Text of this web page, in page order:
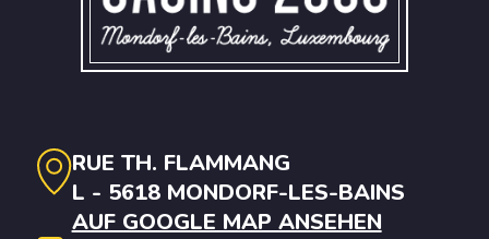
RUE TH. FLAMMANG
L - 5618 MONDORF-LES-BAINS
AUF GOOGLE MAP ANSEHEN